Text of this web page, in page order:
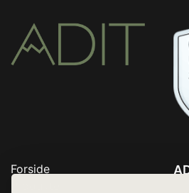
Forside